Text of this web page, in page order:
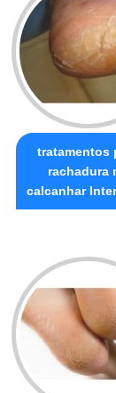
tratamentos
rachadura
calcanhar